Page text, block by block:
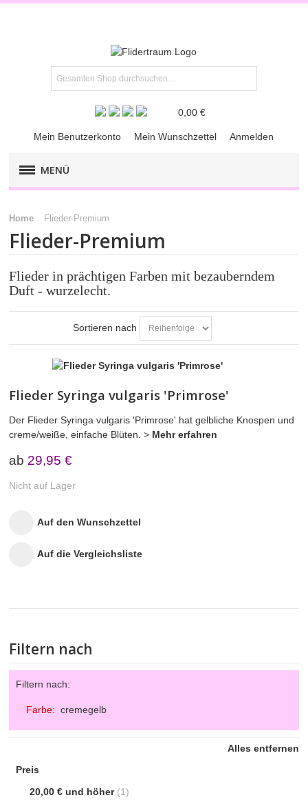
0,00 €
Mein Benutzerkonto Mein Wunschzettel Anmelden
MENÜ
FLIEDER-​PREMIUM
Weiße Flieder
Lila Flieder
Blaue Flieder
Magentarote Flieder
TIPPS & ZUBEHÖR
UNTERNEHMEN
PICCOPLANT IM TV
Home Flieder-​Premium
Flieder-​Premium
Flieder in prächtigen Farben mit bezauberndem
Duft - wurzelecht.
Sortieren nach
Flieder Syringa vulgaris 'Primrose'
Der Flieder Syringa vulgaris 'Primrose' hat gelbliche Knospen und
creme/weiße, einfache Blüten. > Mehr erfahren
ab 29,95 €
Nicht auf Lager
Auf den Wunschzettel
Auf die Vergleichsliste
Filtern nach
Filtern nach:
Farbe: cremegelb
Alles entfernen
Preis
20,00 € und höher (1)